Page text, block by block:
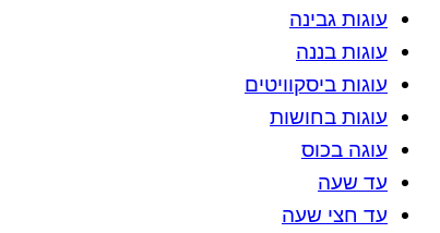
עוגות גבינה
עוגות בננה
עוגות ביסקוויטים
עוגות בחושות
עוגה בכוס
עד שעה
עד חצי שעה